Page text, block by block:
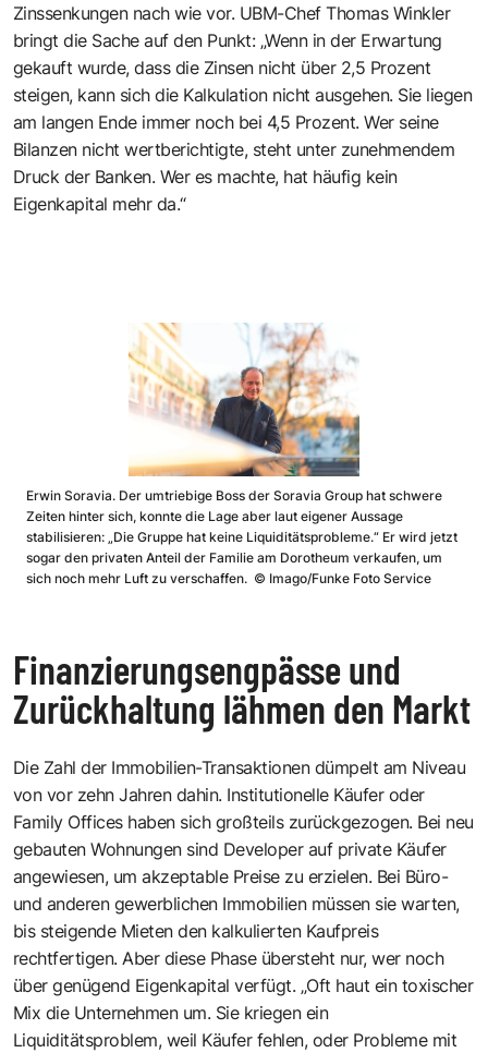
Zinssenkungen nach wie vor. UBM-Chef Thomas Winkler
bringt die Sache auf den Punkt: „Wenn in der Erwartung
gekauft wurde, dass die Zinsen nicht über 2,5 Prozent
steigen, kann sich die Kalkulation nicht ausgehen. Sie liegen
am langen Ende immer noch bei 4,5 Prozent. Wer seine
Bilanzen nicht wertberichtigte, steht unter zunehmendem
Druck der Banken. Wer es machte, hat häufig kein
Eigenkapital mehr da.“
Erwin Soravia. Der umtriebige Boss der Soravia Group hat schwere
Zeiten hinter sich, konnte die Lage aber laut eigener Aussage
stabilisieren: „Die Gruppe hat keine Liquiditätsprobleme.“ Er wird jetzt
sogar den privaten Anteil der Familie am Dorotheum verkaufen, um
sich noch mehr Luft zu verschaffen. © Imago/Funke Foto Service
Finanzierungsengpässe und
Zurückhaltung lähmen den Markt
Die Zahl der Immobilien-Transaktionen dümpelt am Niveau
von vor zehn Jahren dahin. Institutionelle Käufer oder
Family Offices haben sich großteils zurückgezogen. Bei neu
gebauten Wohnungen sind Developer auf private Käufer
angewiesen, um akzeptable Preise zu erzielen. Bei Büro-
und anderen gewerblichen Immobilien müssen sie warten,
bis steigende Mieten den kalkulierten Kaufpreis
rechtfertigen. Aber diese Phase übersteht nur, wer noch
über genügend Eigenkapital verfügt. „Oft haut ein toxischer
Mix die Unternehmen um. Sie kriegen ein
Liquiditätsproblem, weil Käufer fehlen, oder Probleme mit